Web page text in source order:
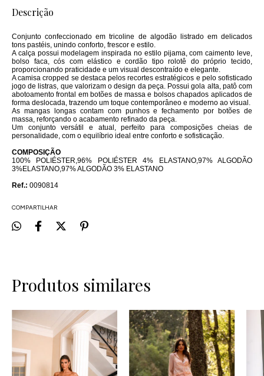
Descrição
Conjunto confeccionado em tricoline de algodão listrado em delicados
tons pastéis, unindo conforto, frescor e estilo.
A calça possui modelagem inspirada no estilo pijama, com caimento leve,
bolso faca, cós com elástico e cordão tipo rolotê do próprio tecido,
proporcionando praticidade e um visual descontraído e elegante.
A camisa cropped se destaca pelos recortes estratégicos e pelo sofisticado
jogo de listras, que valorizam o design da peça. Possui gola alta, patô com
abotoamento frontal em botões de massa e bolsos chapados aplicados de
forma deslocada, trazendo um toque contemporâneo e moderno ao visual.
As mangas longas contam com punhos e fechamento por botões de
massa, reforçando o acabamento refinado da peça.
Um conjunto versátil e atual, perfeito para composições cheias de
personalidade, com o equilíbrio ideal entre conforto e sofisticação.
COMPOSIÇÃO
100% POLIÉSTER,96% POLIÉSTER 4% ELASTANO,97% ALGODÃO
3%ELASTANO,97% ALGODÃO 3% ELASTANO
Ref.: 0090814
COMPARTILHAR
Produtos similares